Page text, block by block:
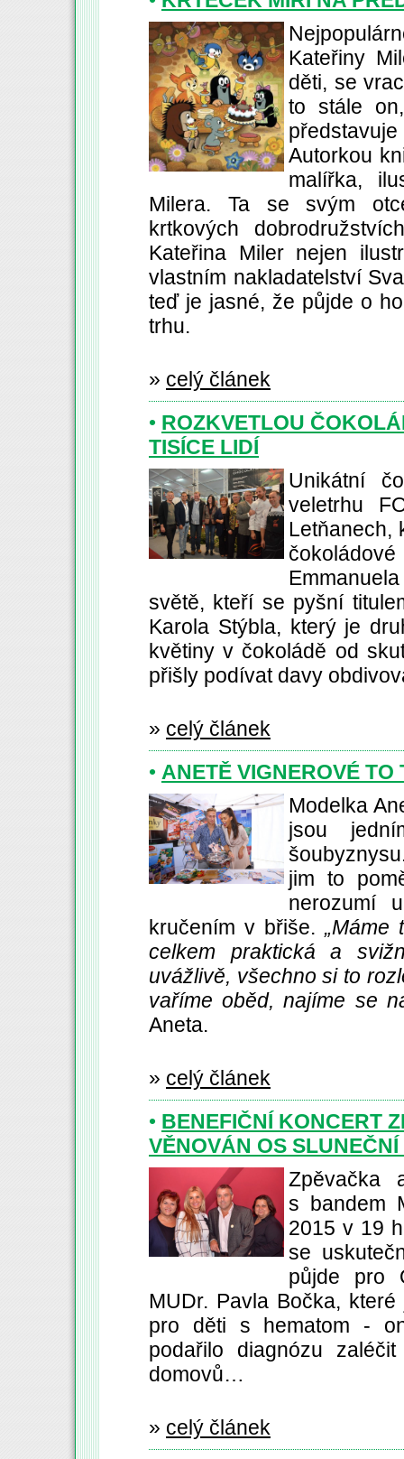
Kateřiny
děti, se
to stále
Autorkou
malířka,
Milera. Ta se svým
krtkových
Kateřina Miler nejen
vlastním nakladatelství
teď je jasné, že půjde o
trhu.
» celý článek
• ROZKVETLOU
TISÍCE LIDÍ
Unikátní
veletrhu
Letňanech,
světě, kteří se pyšní
Karola Stýbla, který je
květiny v čokoládě od
přišly podívat davy
» celý článek
• ANETĚ VIGNEROVÉ
Modelka
jsou
jim to
nerozumí
kručením v břiše.„Máme
celkem praktická a
uvážlivě, všechno si to
vaříme oběd, najíme se
Aneta.
» celý článek
• BENEFIČNÍ KONCERT
VĚNOVÁN OS
Zpěvačka
s bandem
2015 v 19
se
půjde pro
MUDr. Pavla Bočka,
pro děti s hematom -
podařilo diagnózu
domovů…
» celý článek